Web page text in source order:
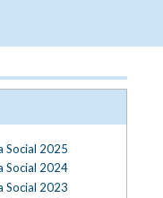
Social 2025
Social 2024
Social 2023